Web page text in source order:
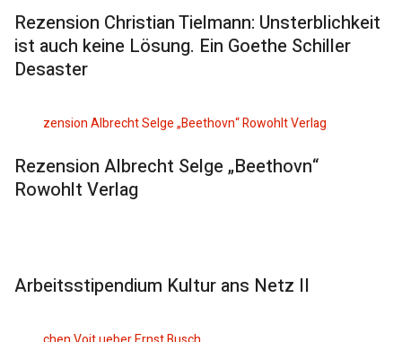
Rezension Christian Tielmann: Unsterblichkeit
ist auch keine Lösung. Ein Goethe Schiller
Desaster
Rezension Albrecht Selge „Beethovn“
Rowohlt Verlag
Arbeitsstipendium Kultur ans Netz II